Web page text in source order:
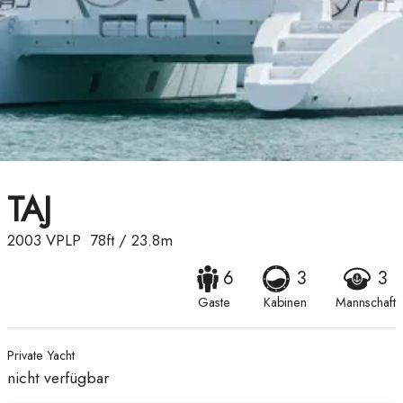
TAJ
2003 VPLP 78ft/ 23.8m
6
Gaste
3
Kabinen
3
Mannschaft
Private Yacht
nicht verfügbar